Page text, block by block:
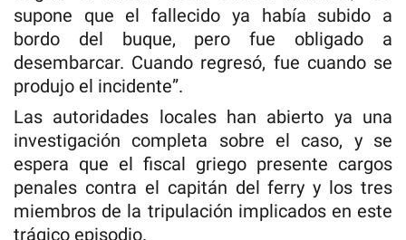
supone que el fallecido ya había subido a
bordo del buque, pero fue obligado a
desembarcar. Cuando regresó, fue cuando se
produjo el incidente”.
Las autoridades locales han abierto ya una
investigación completa sobre el caso, y se
espera que el fiscal griego presente cargos
penales contra el capitán del ferry y los tres
miembros de la tripulación implicados en este
trágico episodio.